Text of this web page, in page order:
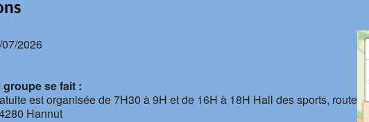
2026
se fait :
est organisée de 7H30 à 9H et de 16H à 18H Hall des sports, route
Hannut